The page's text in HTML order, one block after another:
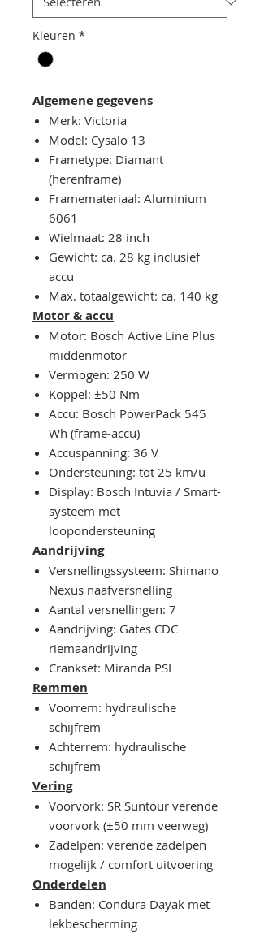
Kleuren *
Algemene gegevens
Merk: Victoria
Model: Cysalo 13
Frametype: Diamant
(herenframe)
Framemateriaal: Aluminium
6061
Wielmaat: 28 inch
Gewicht: ca. 28 kg inclusief
accu
Max. totaalgewicht: ca. 140 kg
Motor & accu
Motor: Bosch Active Line Plus
middenmotor
Vermogen: 250 W
Koppel: ±50 Nm
Accu: Bosch PowerPack 545
Wh (frame-accu)
Accuspanning: 36 V
Ondersteuning: tot 25 km/u
Display: Bosch Intuvia / Smart-
systeem met
loopondersteuning
Aandrijving
Versnellingssysteem: Shimano
Nexus naafversnelling
Aantal versnellingen: 7
Aandrijving: Gates CDC
riemaandrijving
Crankset: Miranda PSI
Remmen
Voorrem: hydraulische
schijfrem
Achterrem: hydraulische
schijfrem
Vering
Voorvork: SR Suntour verende
voorvork (±50 mm veerweg)
Zadelpen: verende zadelpen
mogelijk / comfort uitvoering
Onderdelen
Banden: Condura Dayak met
lekbescherming